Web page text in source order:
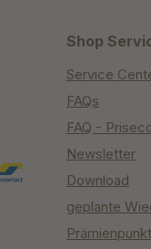
Shop
Service
FAQs
FAQ -
Newsletter
Download
geplante